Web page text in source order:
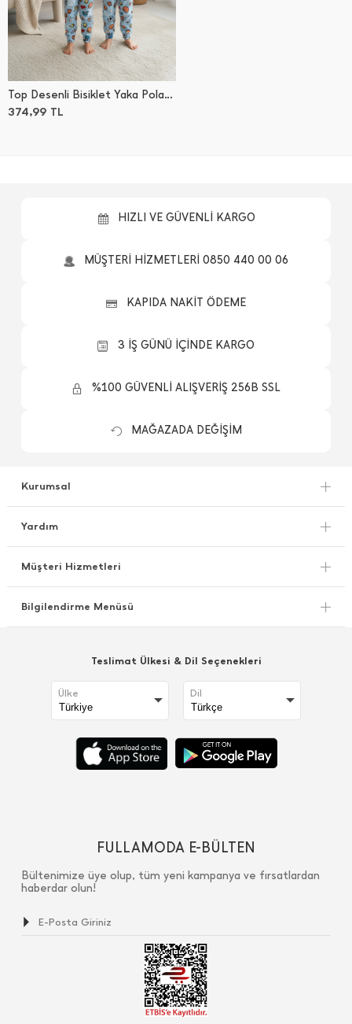
Top Desenli Bisiklet Yaka Polar Unisex Çocuk Pijama Takımı
374,99 TL
HIZLI VE GÜVENLİ KARGO
MÜŞTERİ HİZMETLERİ 0850 440 00 06
KAPIDA NAKİT ÖDEME
3 İŞ GÜNÜ İÇİNDE KARGO
%100 GÜVENLİ ALIŞVERİŞ 256B SSL
MAĞAZADA DEĞİŞİM
Kurumsal
Yardım
Müşteri Hizmetleri
Bilgilendirme Menüsü
Teslimat Ülkesi & Dil Seçenekleri
Ülke Dil
FULLAMODA E-BÜLTEN
Bültenimize üye olup, tüm yeni kampanya ve fırsatlardan
haberdar olun!